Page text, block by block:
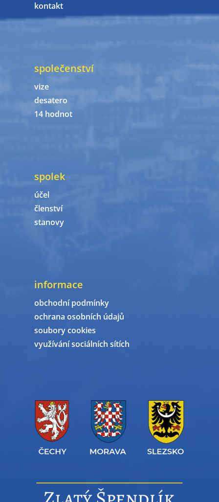
kontakt
společenství
vize
desatero
14 hodnot
spolek
účel
členství
stanovy
informace
obchodní podmínky
ochrana osobních údajů
soubory cookies
využívání sociálních sítích